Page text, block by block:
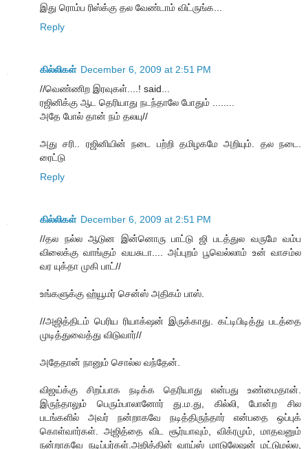
இது ரொம்ப ரிஸ்க்கு தல வேண்டாம் விட்ருங்க...
Reply
கில்லிகள் December 6, 2009 at 2:51 PM
//வெண்ணிற இரவுகள்....! said...
ரஜினிக்கு ஆட தெரியாது நடந்தாலே போதும் ........
அதே போல் தான் நம் தலயு//
அது சரி.. ரஜினியின் நடை பற்றி தமிழகமே அறியும். தல நடை.
ரைட்டு
Reply
கில்லிகள் December 6, 2009 at 2:51 PM
//தல நல்ல ஆடுன இன்னொரு பாட்டு ஜி படத்துல வருமே வம்ப
விலைக்கு வாங்கும் வயசுடா.... அப்புறம் பூவெல்லாம் உன் வாசம்ல
வர யுக்தா முகி பாட்//
உங்களுக்கு ஹ்யூமர் சென்ஸ் அதிகம் பாஸ்.
//அஜித்திடம் பெரிய ரியாக்‌ஷன் இருக்காது. கட்டிபிடித்து படத்தை
முடித்துவைத்து விடுவார்//
அதேதான் நானும் சொல்ல வந்தேன்.
விஜய்க்கு சிறப்பாக நடிக்க தெரியாது என்பது உண்மைதான்.
இருந்தாலும் பெரும்பாலானோர் து.ம.து, கில்லி, போன்ற சில
படங்களில் அவர் நன்றாகவே நடித்திருந்தார் என்பதை ஒப்புக்
கொள்வார்கள். அஜித்தை விட சூர்யாவும், விக்ரமும், மாதவனும்
நன்றாகவே நடிப்பர்கள்.அஜித்தின் வாய்ஸ் மாடுலேஷன் மட்டுமல்ல,